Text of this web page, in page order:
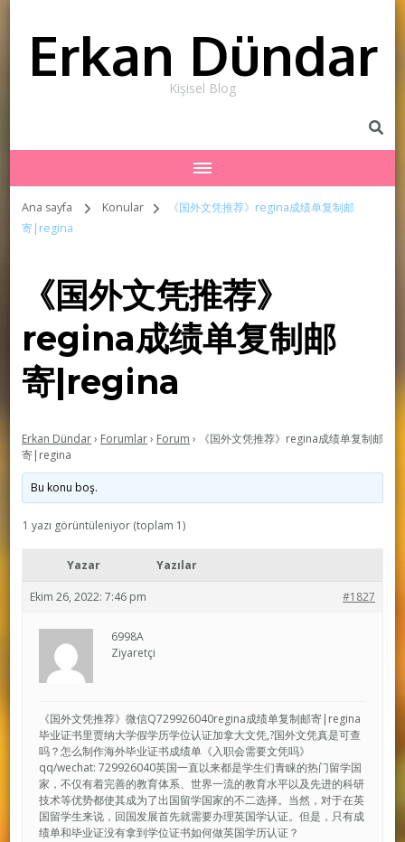
Erkan Dündar
Kişisel Blog
Ana sayfa Konular
《国外文凭推荐》regina成绩单复制邮
寄|regina
《国外文凭推荐》
regina成绩单复制邮
寄|regina
Erkan Dündar› Forumlar› Forum ›
《国外文凭推荐》regina成绩单复制邮
寄|regina
Bu konu boş.
1 yazı görüntüleniyor (toplam 1)
Yazar Yazılar
Ekim 26, 2022: 7:46 pm #1827
6998A
Ziyaretçi
《国外文凭推荐》微信Q729926040regina成绩单复制邮寄|regina
毕业证书里贾纳大学假学历学位认证加拿大文凭,?国外文凭真是可查
吗？怎么制作海外毕业证书成绩单《入职会需要文凭吗》
qq/wechat: 729926040英国一直以来都是学生们青睐的热门留学国
家，不仅有着完善的教育体系、世界一流的教育水平以及先进的科研
技术等优势都使其成为了出国留学国家的不二选择。当然，对于在英
国留学生来说，回国发展首先就需要办理英国学认证。但是，只有成
绩单和毕业证没有拿到学位证书如何做英国学历认证？